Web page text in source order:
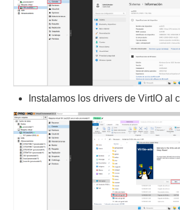
Instalamos los drivers de VirtIO al